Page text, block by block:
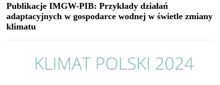
Publikacje IMGW-PIB: Przykłady działań
adaptacyjnych w gospodarce wodnej w świetle zmiany
klimatu